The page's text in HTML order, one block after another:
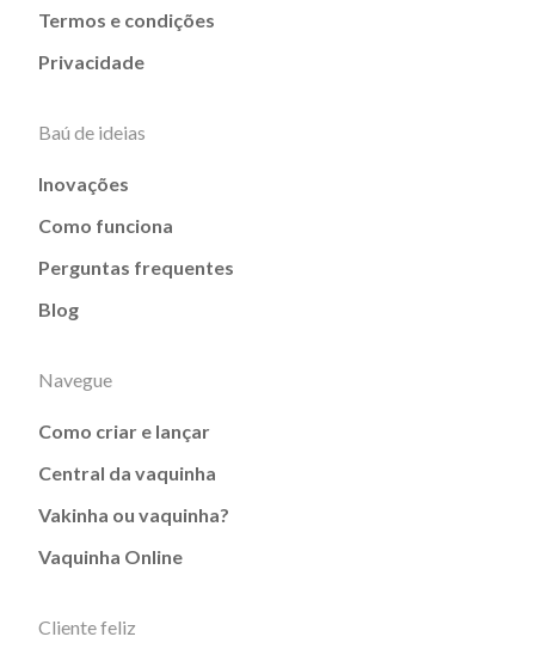
Termos e condições
Privacidade
Baú de ideias
Inovações
Como funciona
Perguntas frequentes
Blog
Navegue
Como criar e lançar
Central da vaquinha
Vakinha ou vaquinha?
Vaquinha Online
Cliente feliz